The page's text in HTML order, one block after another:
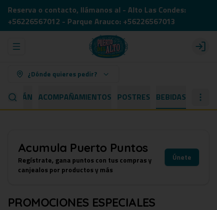
Reserva o contacto, llámanos al - Alto Las Condes:
+56226567012 - Parque Arauco: +56226567013
Abrir menu de navegación Login
¿Dónde quieres pedir?
ACOMPAÑAMIENTOS POSTRES BEBIDAS
Acumula Puerto Puntos
Regístrate, gana puntos con tus compras y
canjealos por productos y más
Únete
PROMOCIONES ESPECIALES